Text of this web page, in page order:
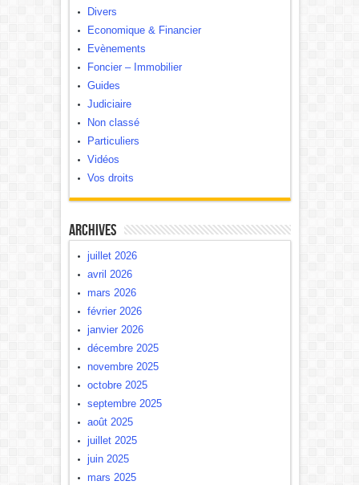
Divers
Economique & Financier
Evènements
Foncier – Immobilier
Guides
Judiciaire
Non classé
Particuliers
Vidéos
Vos droits
Archives
juillet 2026
avril 2026
mars 2026
février 2026
janvier 2026
décembre 2025
novembre 2025
octobre 2025
septembre 2025
août 2025
juillet 2025
juin 2025
mars 2025